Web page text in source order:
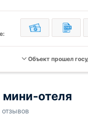
Объект прошел
мини-отеля